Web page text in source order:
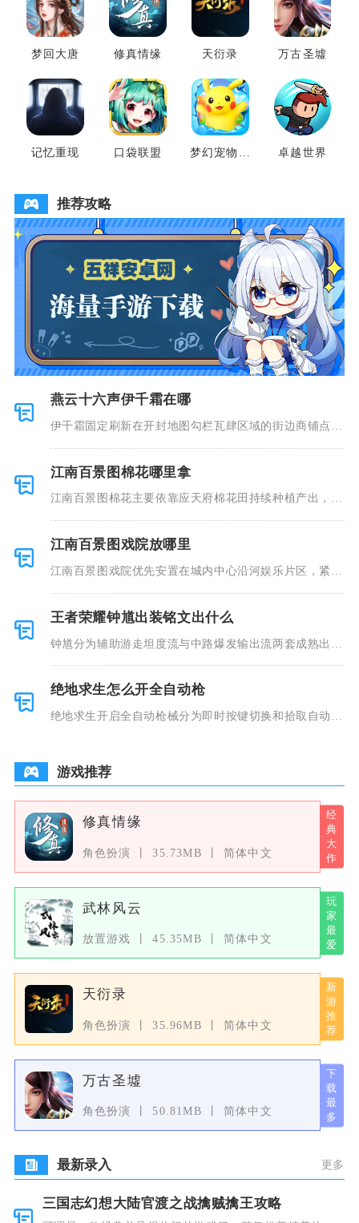
梦回大唐 修真情缘 天衍录 万古圣墟
记忆重现 口袋联盟
梦幻宠物联
卓越世界
推荐攻略
燕云十六声伊千霜在哪
伊千霜固定刷新在开封地图勾栏瓦肆区域的街边商铺点
江南百景图棉花哪里拿
江南百景图棉花主要依靠应天府棉花田持续种植产出，其
江南百景图戏院放哪里
江南百景图戏院优先安置在城内中心沿河娱乐片区，紧邻
王者荣耀钟馗出装铭文出什么
钟馗分为辅助游走坦度流与中路爆发输出流两套成熟出装
绝地求生怎么开全自动枪
绝地求生开启全自动枪械分为即时按键切换和拾取自动预
游戏推荐
修真情缘
角色扮演 35.73MB 简体中文
武林风云
放置游戏 45.35MB 简体中文
天衍录
角色扮演 35.96MB 简体中文
万古圣墟
角色扮演 50.81MB 简体中文
最新录入 更多
三国志幻想大陆官渡之战擒贼擒王攻略